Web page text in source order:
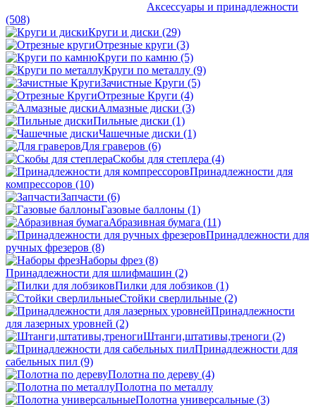
Аксессуары и принадлежности
(508)
Круги и диски (29)
Отрезные круги (3)
Круги по камню (5)
Круги по металлу (9)
Зачистные Круги (5)
Отрезные Круги (4)
Алмазные диски (3)
Пильные диски (1)
Чашечные диски (1)
Для граверов (6)
Скобы для степлера (4)
Принадлежности для
компрессоров (10)
Запчасти (6)
Газовые баллоны (1)
Абразивная бумага (11)
Принадлежности для
ручных фрезеров (8)
Наборы фрез (8)
Принадлежности для шлифмашин (2)
Пилки для лобзиков (1)
Стойки сверлильные (2)
Принадлежности
для лазерных уровней (2)
Штанги,штативы,треноги (2)
Принадлежности для
сабельных пил (9)
Полотна по дереву (4)
Полотна по металлу
Полотна универсальные (3)